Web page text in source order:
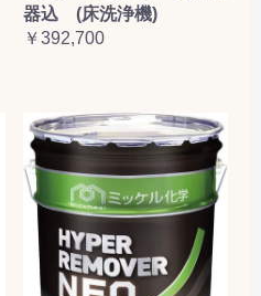
器込 (床洗浄機)
￥392,700